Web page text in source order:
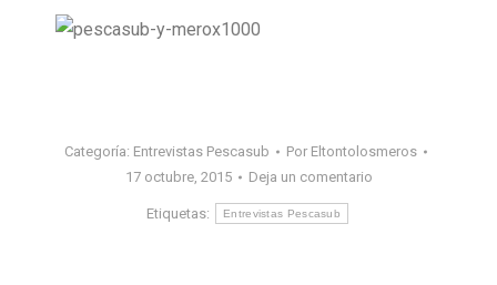
Categoría: Entrevistas Pescasub Por Eltontolosmeros
17 octubre, 2015
Deja un comentario
Etiquetas: Entrevistas Pescasub